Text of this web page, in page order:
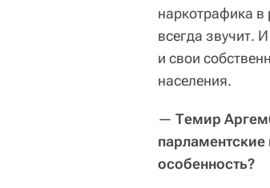
наркотрафика
всегда звучит.
и свои
населения.
— Темир
особенность?